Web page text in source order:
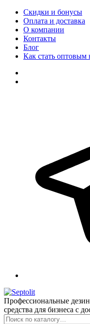
Скидки и бонусы
Оплата и доставка
О компании
Контакты
Блог
Как стать оптовым
Профессиональные
средства для бизнеса с